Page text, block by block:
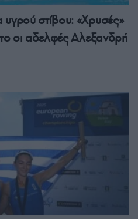
στίβου: «Χρυσές»
οι αδελφές Αλεξανδρή